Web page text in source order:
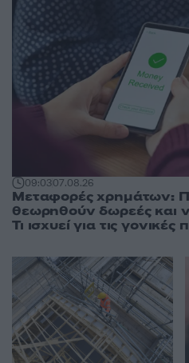
09:0307.08.26
Μεταφορές χρημάτων:
θεωρηθούν δωρεές και
Τι ισχυεί για τις γονικές